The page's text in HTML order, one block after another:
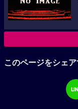
このページをシェア